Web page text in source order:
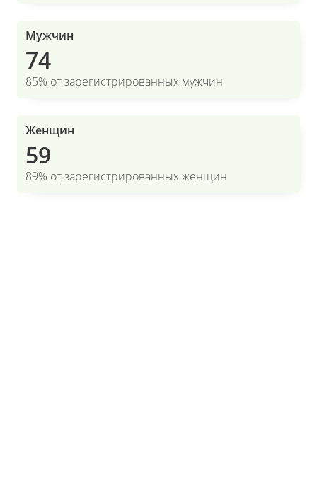
Мужчин
74
85% от зарегистрированных мужчин
Женщин
59
89% от зарегистрированных женщин